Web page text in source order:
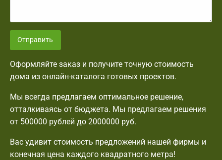
Отправить
Оформляйте заказ и получите точную стоимость
дома из онлайн-каталога готовых проектов.
Мы всегда предлагаем оптимальное решение,
отталкиваясь от бюджета. Мы предлагаем решения
от 500000 рублей до 2000000 руб.
Вас удивит стоимость предложений нашей фирмы и
конечная цена каждого квадратного метра!